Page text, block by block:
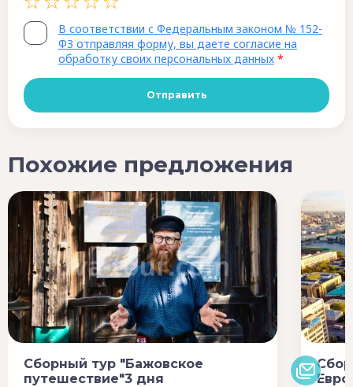
В соответствии с Федеральным законом № 152-
ФЗ отправляя форму, вы даете согласие на
обработку своих персональных данных *
Похожие предложения
Сборный тур "Бажовское
путешествие"3 дня